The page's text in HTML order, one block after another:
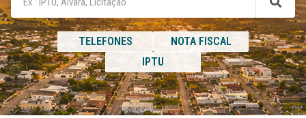
TELEFONES
NOTA FISCAL
IPTU